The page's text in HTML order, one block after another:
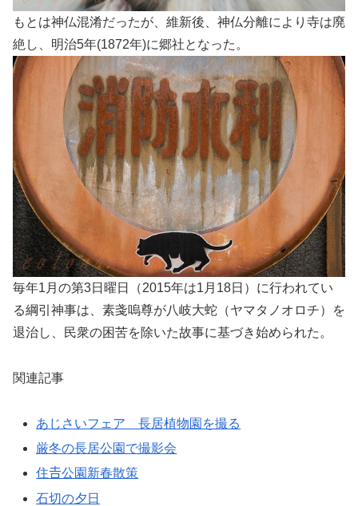
もとは神仏混淆だったが、維新後、神仏分離により寺は廃
絶し、明治5年(1872年)に郷社となった。
毎年1月の第3日曜日（2015年は1月18日）に行われてい
る綱引神事は、素戔嗚尊が八岐大蛇（ヤマタノオロチ）を
退治し、民衆の困苦を除いた故事に基づき始められた。
関連記事
あじさいフェア 長居植物園を撮る
厳冬の長居公園で撮影会
住𠮷公園新春散策
石切の夕日